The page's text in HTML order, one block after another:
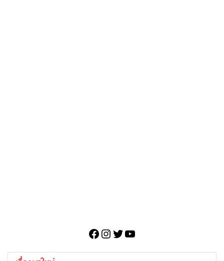
Facebook
Instagram
Twitter
YouTube